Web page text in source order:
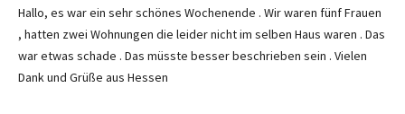
Hallo, es war ein sehr schönes Wochenende . Wir waren fünf Frauen
, hatten zwei Wohnungen die leider nicht im selben Haus waren . Das
war etwas schade . Das müsste besser beschrieben sein . Vielen
Dank und Grüße aus Hessen